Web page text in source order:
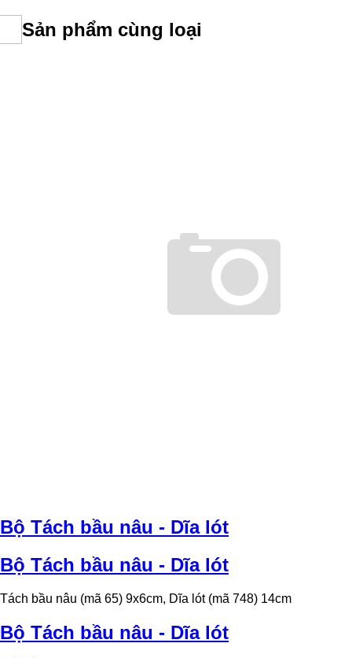
Sản phẩm cùng loại
Bộ Tách bầu nâu - Dĩa lót
Bộ Tách bầu nâu - Dĩa lót
Tách bầu nâu (mã 65) 9x6cm, Dĩa lót (mã 748) 14cm
Bộ Tách bầu nâu - Dĩa lót